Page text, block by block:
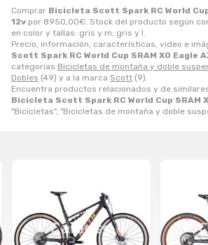
Comprar Bicicleta Scott Spark RC World Cup
12v por 8950,00€. Stock del producto según
en color y tallas: gris y m; gris y l.
Precio, información, características, video e
Scott Spark RC World Cup SRAM X0 Eagle
categorías Bicicletas de montaña y doble
Dobles (49) y a la marca Scott (9).
Encuentra productos relacionados y de
Bicicleta Scott Spark RC World Cup SRAM
"Bicicletas", "Bicicletas de montaña y doble